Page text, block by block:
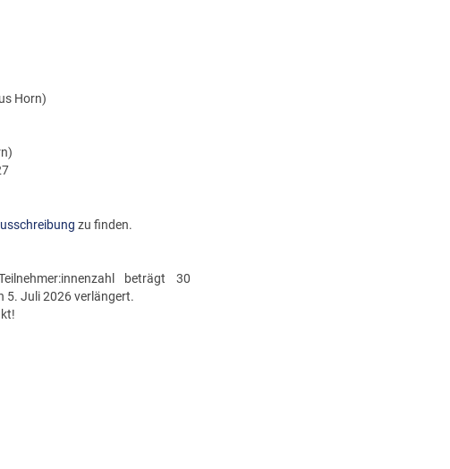
Horn)
zu finden.
beträgt 30
5. Juli 2026 verlängert.